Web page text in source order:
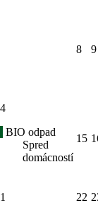
8 9
BIO odpad
Spred
domácností
15
22